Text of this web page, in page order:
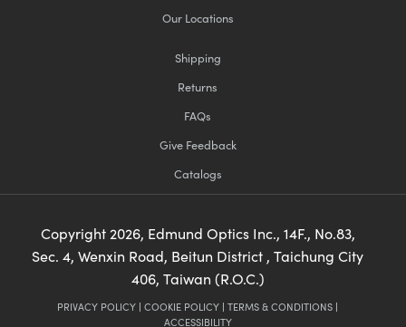
Our Locations
Shipping
Returns
FAQs
Give Feedback
Catalogs
Copyright 2026, Edmund Optics Inc., 14F., No.83,
Sec. 4, Wenxin Road, Beitun District , Taichung City
406, Taiwan (R.O.C.)
PRIVACY POLICY | COOKIE POLICY | TERMS & CONDITIONS |
ACCESSIBILITY